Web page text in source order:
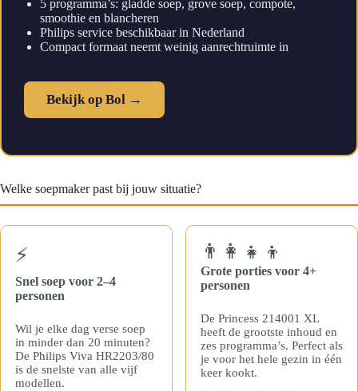
5 programma’s: gladde soep, grove soep, compote,
smoothie en blancheren
Philips service beschikbaar in Nederland
Compact formaat neemt weinig aanrechtruimte in
Bekijk op Bol →
Welke soepmaker past bij jouw situatie?
⚡
Snel soep voor 2–4
personen
Wil je elke dag verse soep
in minder dan 20 minuten?
De Philips Viva HR2203/80
is de snelste van alle vijf
modellen.
👨‍👩‍👧‍👦
Grote porties voor 4+
personen
De Princess 214001 XL
heeft de grootste inhoud en
zes programma’s. Perfect als
je voor het hele gezin in één
keer kookt.